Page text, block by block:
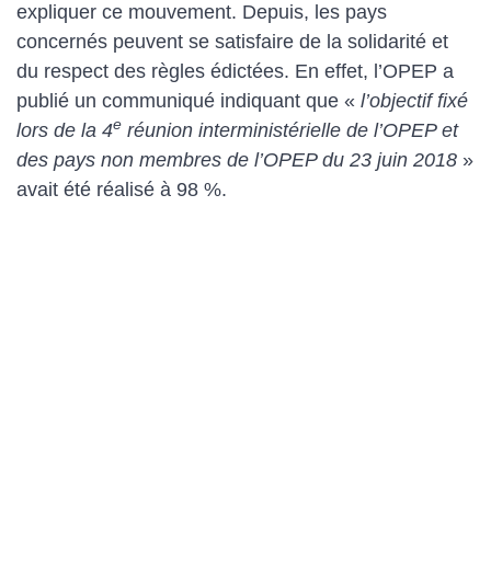
expliquer ce mouvement. Depuis, les pays
concernés peuvent se satisfaire de la solidarité et
du respect des règles édictées. En effet, l’OPEP a
publié un communiqué indiquant que « l’objectif fixé
lors de la 4e réunion interministérielle de l’OPEP et
des pays non membres de l’OPEP du 23 juin 2018 »
avait été réalisé à 98 %.